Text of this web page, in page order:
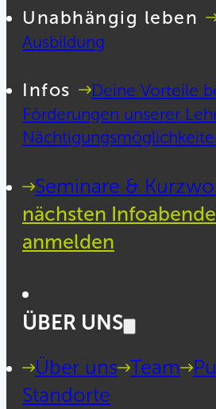
Unabhängig leben
Ausbildung
Infos
Deine Vorteile
Förderungen unserer
Seminare &
nächsten Infoabende
anmelden
ÜBER UNS
Über uns Team
Standorte